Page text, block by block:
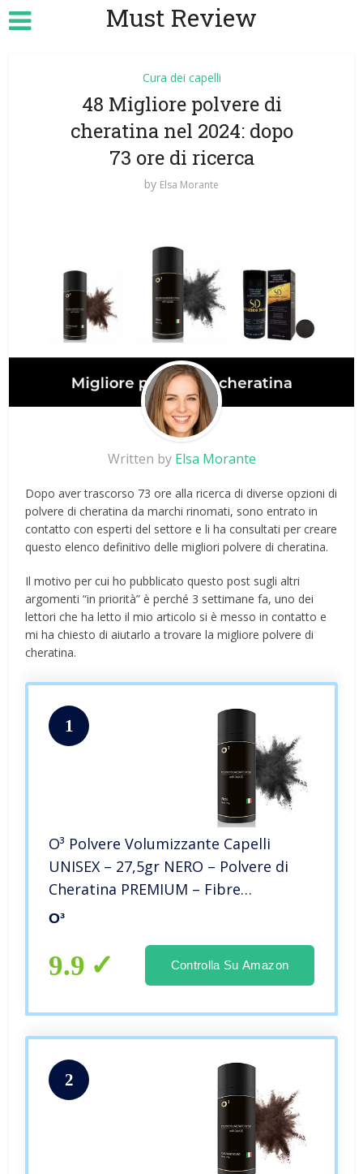
Must Review
Cura dei capelli
48 Migliore polvere di
cheratina nel 2024: dopo
73 ore di ricerca
by Elsa Morante
Written by Elsa Morante
Dopo aver trascorso 73 ore alla ricerca di diverse opzioni di
polvere di cheratina da marchi rinomati, sono entrato in
contatto con esperti del settore e li ha consultati per creare
questo elenco definitivo delle migliori polvere di cheratina.
Il motivo per cui ho pubblicato questo post sugli altri
argomenti “in priorità” è perché 3 settimane fa, uno dei
lettori che ha letto il mio articolo si è messo in contatto e
mi ha chiesto di aiutarlo a trovare la migliore polvere di
cheratina.
1
O³ Polvere Volumizzante Capelli
UNISEX – 27,5gr NERO – Polvere di
Cheratina PREMIUM – Fibre
Densificante per Capelli, barba
O³
9.9 Controlla Su Amazon
2